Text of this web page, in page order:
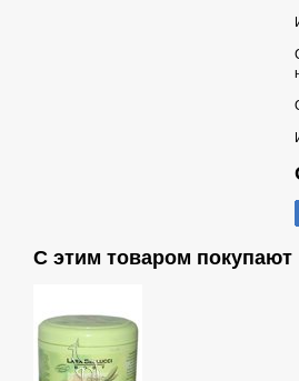
С этим товаром покупают